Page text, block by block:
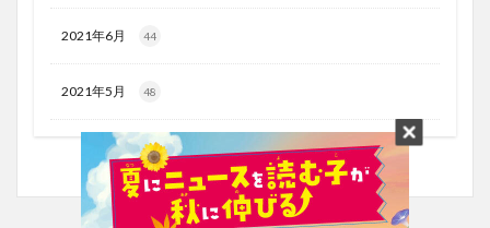
2021年6月 44
2021年5月 48